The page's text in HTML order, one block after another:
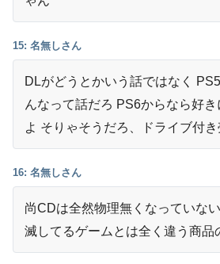
15: 名無しさん
DLがどうとかいう話ではなく
んなって話だろ PS6からなら好
よ そりゃそうだろ、ドライブ付
16: 名無しさん
尚CDは全然物理無くなっていな
滅してるゲームとは全く違う商品